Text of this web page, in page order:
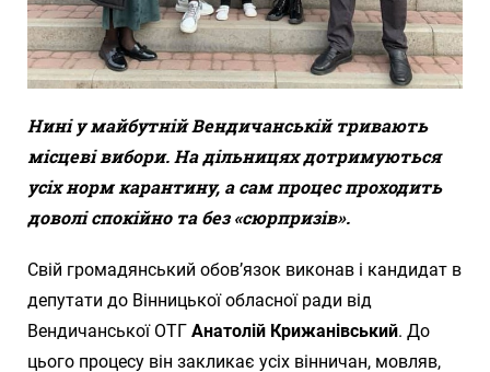
Нині у майбутній Вендичанській тривають
місцеві вибори. На дільницях дотримуються
усіх норм карантину, а сам процес проходить
доволі спокійно та без «сюрпризів».
Свій громадянський обов’язок виконав і кандидат в
депутати до Вінницької обласної ради від
Вендичанської ОТГ Анатолій Крижанівський. До
цього процесу він закликає усіх вінничан, мовляв,